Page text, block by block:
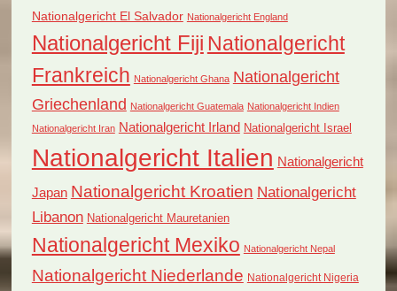
Nationalgericht El Salvador Nationalgericht England
Nationalgericht Fiji Nationalgericht
Frankreich Nationalgericht Ghana Nationalgericht
Griechenland Nationalgericht Guatemala Nationalgericht Indien
Nationalgericht Iran Nationalgericht Irland Nationalgericht Israel
Nationalgericht Italien Nationalgericht
Japan Nationalgericht Kroatien Nationalgericht
Libanon Nationalgericht Mauretanien
Nationalgericht Mexiko Nationalgericht Nepal
Nationalgericht Niederlande Nationalgericht Nigeria